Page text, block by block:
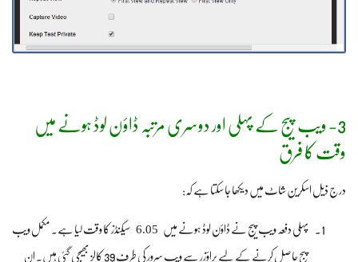
3- ویب پیج کے پہلی اور دوسری مرتبہ ڈاؤن لوڈ ہونے میں
وقت کا فرق
درج ذیل اسکرین شاٹ میں دیکھا جا سکتا ہے کہ:
پہلی دفعہ ویب پیج نے ڈاؤن لوڈ ہونے میں 6.05 سیکنڈز کا وقت لیا ہے۔ مکمل ویب
پیج حاصل کرنے کے لیے براؤزر سے ویب سرور کی طرف 39 کالز بھیجی گئی ہیں۔ ان